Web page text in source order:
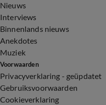
Nieuws
Interviews
Binnenlands nieuws
Anekdotes
Muziek
Voorwaarden
Privacyverklaring - geüpdatet
Gebruiksvoorwaarden
Cookieverklaring